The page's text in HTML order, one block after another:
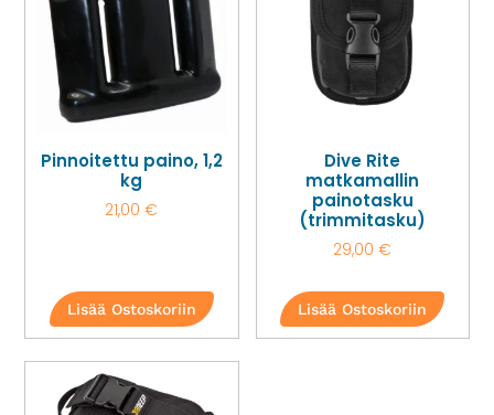
Pinnoitettu paino, 1,2
kg
21,00€
Lisää Ostoskoriin
Dive Rite
matkamallin
painotasku
(trimmitasku)
29,00€
Lisää Ostoskoriin